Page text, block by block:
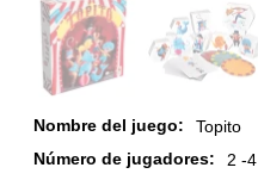
Nombre del juego:
Topito
Número de jugadores:
2 -4